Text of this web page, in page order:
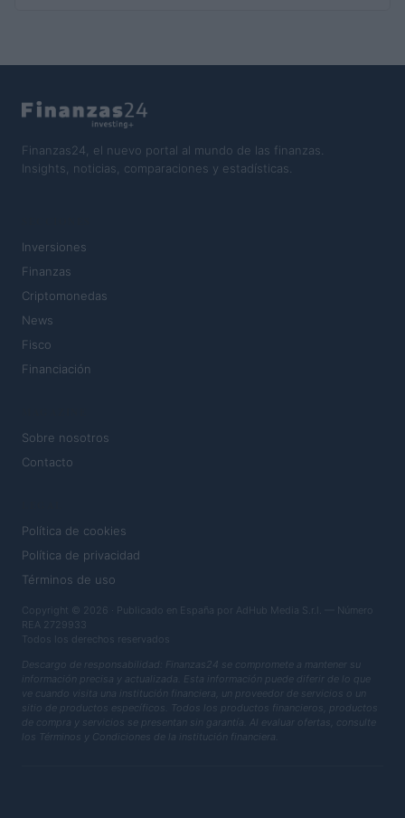
Finanzas24, el nuevo portal al mundo de las finanzas.
Insights, noticias, comparaciones y estadísticas.
Inversiones
Finanzas
Criptomonedas
News
Fisco
Financiación
Sobre nosotros
Contacto
Política de cookies
Política de privacidad
Términos de uso
Copyright © 2026 · Publicado en España por AdHub Media S.r.l. — Número
REA 2729933
Todos los derechos reservados
Descargo de responsabilidad: Finanzas24 se compromete a mantener su
información precisa y actualizada. Esta información puede diferir de lo que
ve cuando visita una institución financiera, un proveedor de servicios o un
sitio de productos específicos. Todos los productos financieros, productos
de compra y servicios se presentan sin garantía. Al evaluar ofertas, consulte
los Términos y Condiciones de la institución financiera.